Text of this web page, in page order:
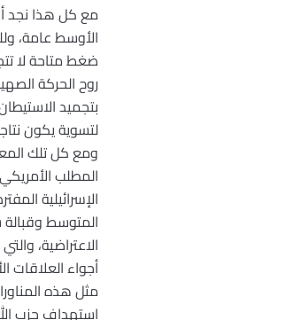
مع كل هذا نجد
الأوسط عامة،
ضغط متاحة لا
روح الحركة
بتجميد
لتسوية يكون
ومع كل تلك
المطلب
الإسرائيلية
المتوسط وقبالة
الاعتراضية،
أجواء العلاقات
استهداف حزب